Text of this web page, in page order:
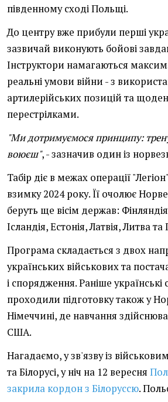
південному сході Польщі.
До центру вже прибули перші
зазвичай виконують бойові
Інструктори намагаються
реальні умови війни - з
артилерійських позицій та
перестрілками.
"Ми дотримуємося принципу:
воюєш", - зазначив один із
Табір діє в межах операції
взимку 2024 року. Її очолює
беруть ще вісім держав:
Ісландія, Естонія, Латвія, Литва
Програма складається з двох
українських військових та
і спорядження. Раніше українські
проходили підготовку також у
Німеччині, де навчання
США.
Нагадаємо, у зв'язву із
та Білорусі, у ніч на 12 вересня
закрила кордон з Білоруссю.